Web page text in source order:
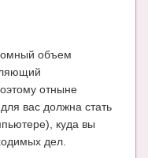
объем
отныне
вас должна стать
куда вы
дел.